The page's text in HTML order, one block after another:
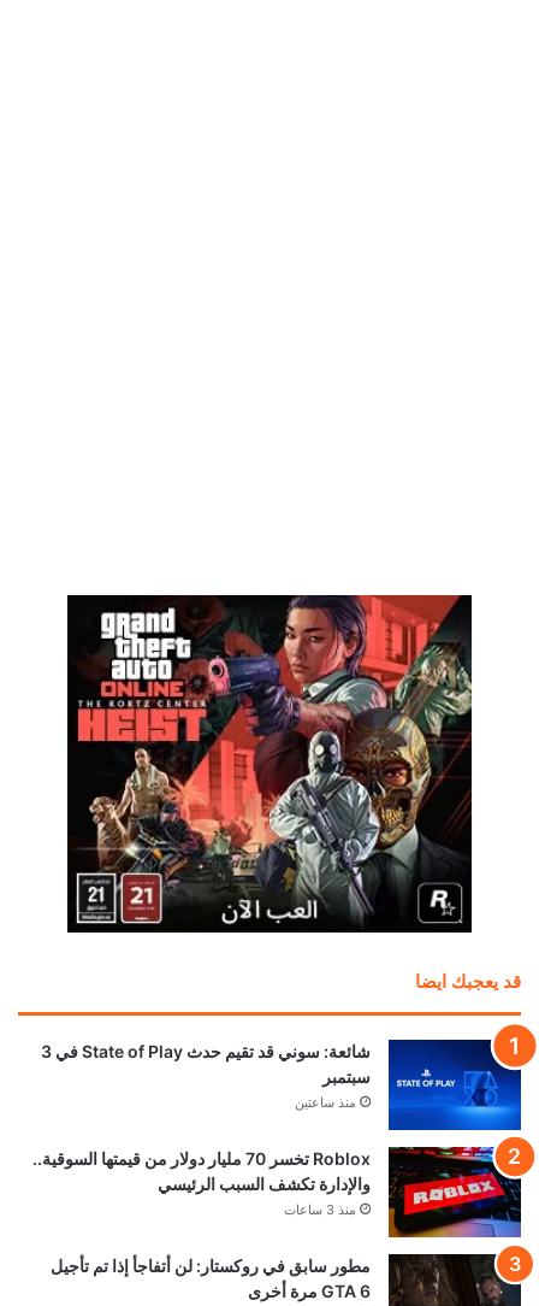
قد يعجبك ايضا
شائعة: سوني قد تقيم حدث State of Play في 3
سبتمبر
منذ ساعتين
Roblox تخسر 70 مليار دولار من قيمتها السوقية..
والإدارة تكشف السبب الرئيسي
منذ 3 ساعات
مطور سابق في روكستار: لن أتفاجأ إذا تم تأجيل
GTA 6 مرة أخرى